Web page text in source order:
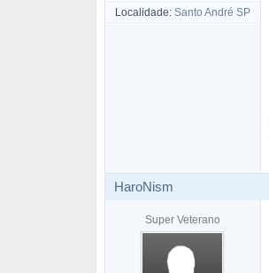
Localidade: Santo André SP
HaroNism
Super Veterano